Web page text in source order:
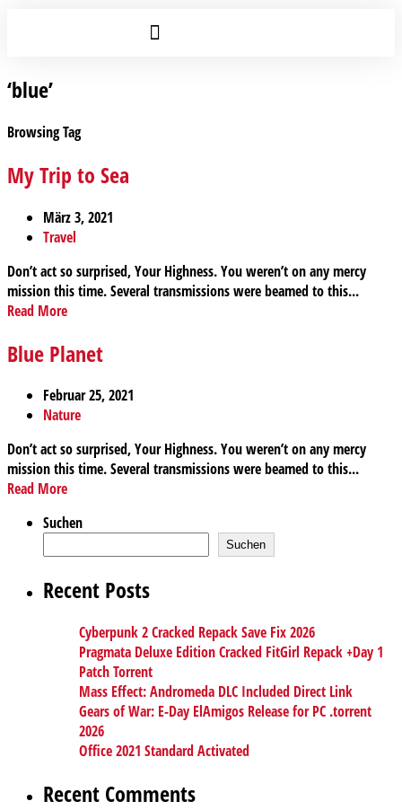
‘blue’
Browsing Tag
My Trip to Sea
März 3, 2021
Travel
Don’t act so surprised, Your Highness. You weren’t on any mercy
mission this time. Several transmissions were beamed to this...
Read More
Blue Planet
Februar 25, 2021
Nature
Don’t act so surprised, Your Highness. You weren’t on any mercy
mission this time. Several transmissions were beamed to this...
Read More
Suchen
Suchen
Recent Posts
Cyberpunk 2 Cracked Repack Save Fix 2026
Pragmata Deluxe Edition Cracked FitGirl Repack +Day 1
Patch Torrent
Mass Effect: Andromeda DLC Included Direct Link
Gears of War: E-Day ElAmigos Release for PC .torrent
2026
Office 2021 Standard Activated
Recent Comments